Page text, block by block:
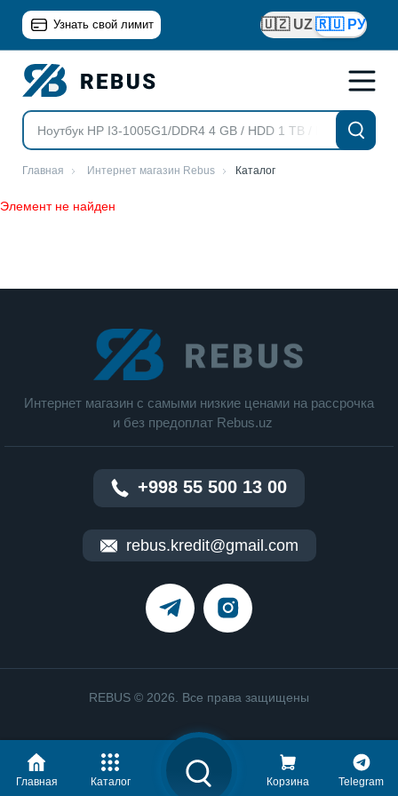
Узнать свой лимит 🇺🇿 UZ🇷🇺 РУ
Главная Интернет магазин Rebus Каталог
Элемент не найден
Интернет магазин c cамыми низкие ценами на рассрочка
и без предоплат Rebus.uz
+998 55 500 13 00
rebus.kredit@gmail.com
REBUS © 2026. Все права защищены
Главная Каталог Корзина Telegram